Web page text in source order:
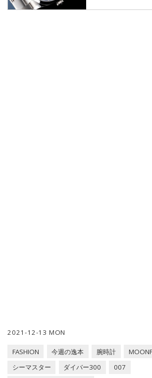
2019年8月1日に
2021-12-13 MON
FASHION 今週の逸本 腕時計
シーマスター
ダイバー300
007